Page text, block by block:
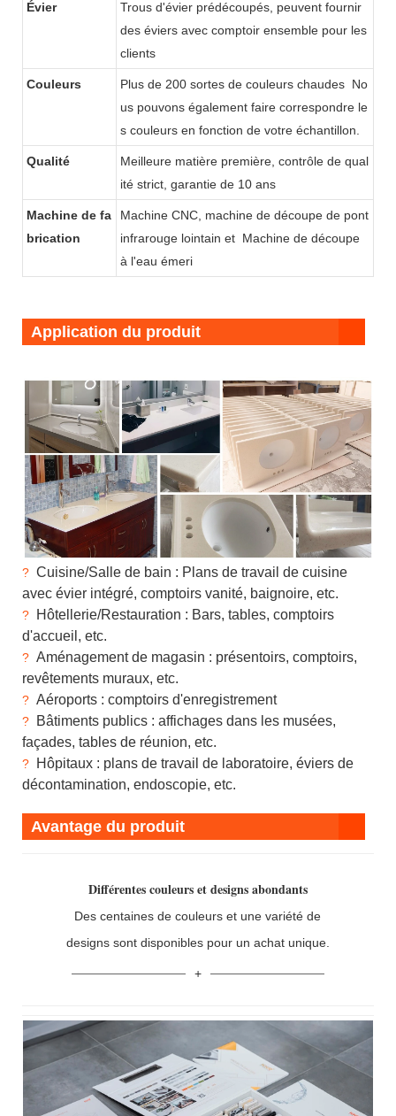
Évier
Trous d'évier prédécoupés, peuvent fournir
des éviers avec comptoir ensemble pour les
clients
Couleurs Plus de 200 sortes de couleurs chaudes No
us pouvons également faire correspondre le
s couleurs en fonction de votre échantillon.
Qualité
Meilleure matière première, contrôle de qual
ité strict, garantie de 10 ans
Machine de fa
brication
Machine CNC, machine de découpe de pont
infrarouge lointain et Machine de découpe
à l'eau émeri
Application du produit
? Cuisine/Salle de bain : Plans de travail de cuisine
avec évier intégré, comptoirs vanité, baignoire, etc.
? Hôtellerie/Restauration : Bars, tables, comptoirs
d'accueil, etc.
? Aménagement de magasin : présentoirs, comptoirs,
revêtements muraux, etc.
? Aéroports : comptoirs d'enregistrement
? Bâtiments publics : affichages dans les musées,
façades, tables de réunion, etc.
? Hôpitaux : plans de travail de laboratoire, éviers de
décontamination, endoscopie, etc.
Avantage du produit
Différentes couleurs et designs abondants
Des centaines de couleurs et une variété de
designs sont disponibles pour un achat unique.